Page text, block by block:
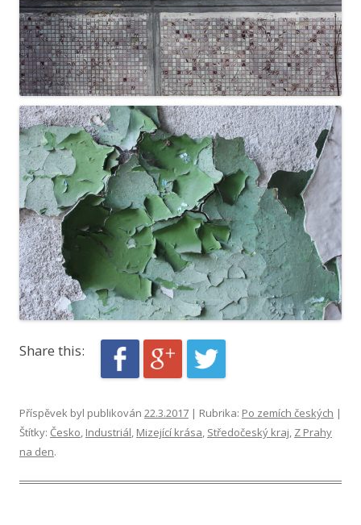
Share this:
Příspěvek byl publikován 22.3.2017 | Rubrika: Po zemích českých |
Štítky: Česko, Industriál, Mizející krása, Středočeský kraj, Z Prahy
na den.